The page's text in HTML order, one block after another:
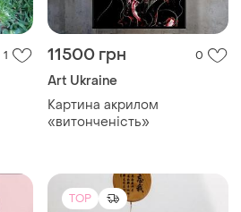
1 11500 грн 0
Art Ukraine
Картина акрилом
«витонченість»
TOP